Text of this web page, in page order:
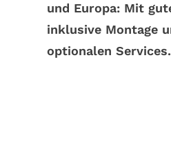
und Europa: Mit
inklusive Montage
optionalen Services.